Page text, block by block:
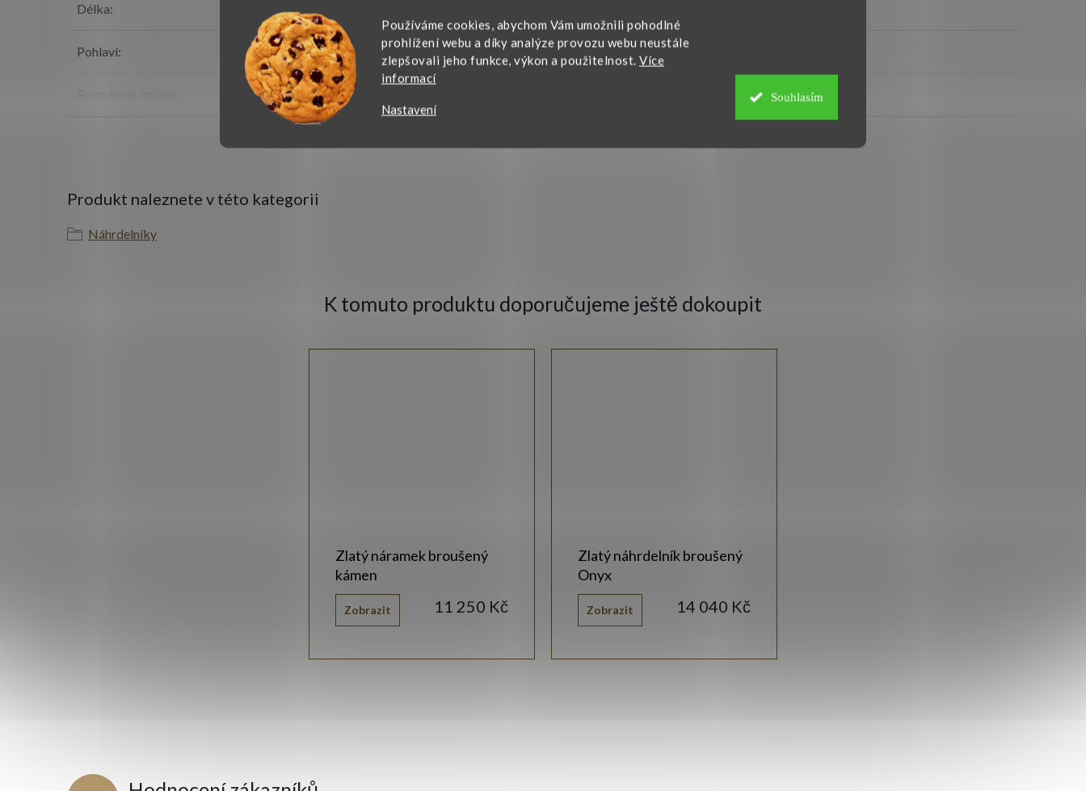
Používáme cookies, abychom Vám umožnili pohodlné
prohlížení webu a díky analýze provozu webu neustále
zlepšovali jeho funkce, výkon a použitelnost. Více
informací
Nastavení
Souhlasím
Délka:
Pohlaví: dámské, dívčí
Produkt naleznete v této kategorii
Náhrdelníky
K tomuto produktu doporučujeme ještě dokoupit
Zlatý náramek broušený
kámen
11 250 Kč
Zobrazit
Zlatý náhrdelník broušený
Onyx
14 040 Kč
Zobrazit